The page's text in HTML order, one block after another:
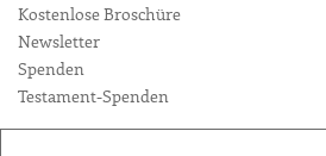
Kostenlose Broschüre
Newsletter
Spenden
Testament-Spenden